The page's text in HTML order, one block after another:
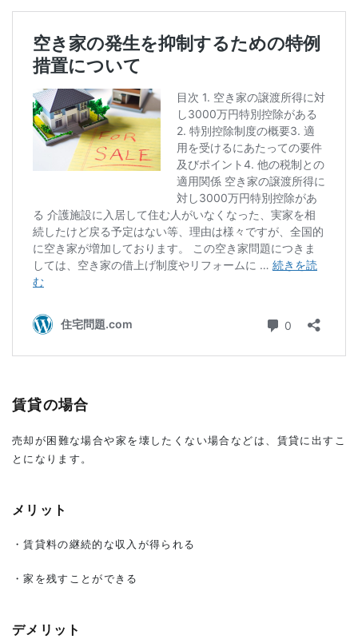
賃貸の場合
売却が困難な場合や家を壊したくない場合などは、賃貸に出すこ
とになります。
メリット
・賃貸料の継続的な収入が得られる
・家を残すことができる
デメリット